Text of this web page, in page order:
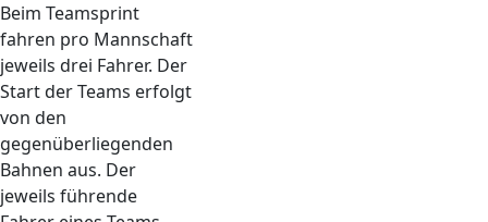
Beim Teamsprint
fahren pro Mannschaft
jeweils drei Fahrer. Der
Start der Teams erfolgt
von den
gegenüberliegenden
Bahnen aus. Der
jeweils führende